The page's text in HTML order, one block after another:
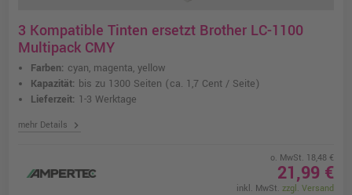
3 Kompatible Tinten ersetzt Brother LC-1100
Multipack CMY
Farben: cyan, magenta, yellow
Kapazität: bis zu 1300 Seiten (ca. 1,7 Cent / Seite)
Lieferzeit: 1-3 Werktage
mehr Details chevron_right
o. MwSt. 18,48 €
21,99 €
inkl. MwSt. zzgl. Versand